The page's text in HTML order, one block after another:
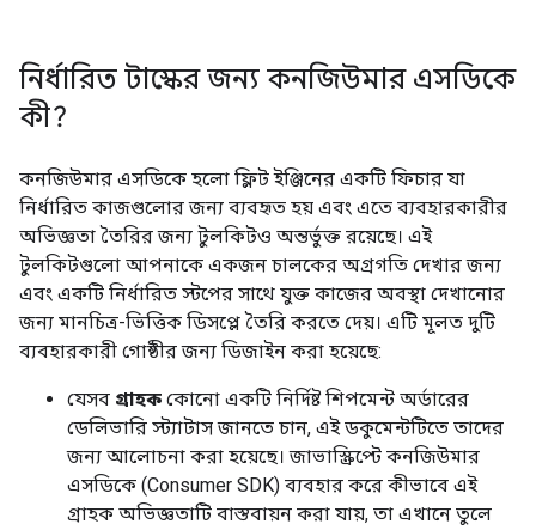
নির্ধারিত টাস্কের জন্য কনজিউমার এসডিকে
কী?
কনজিউমার এসডিকে হলো ফ্লিট ইঞ্জিনের একটি ফিচার যা
নির্ধারিত কাজগুলোর জন্য ব্যবহৃত হয় এবং এতে ব্যবহারকারীর
অভিজ্ঞতা তৈরির জন্য টুলকিটও অন্তর্ভুক্ত রয়েছে। এই
টুলকিটগুলো আপনাকে একজন চালকের অগ্রগতি দেখার জন্য
এবং একটি নির্ধারিত স্টপের সাথে যুক্ত কাজের অবস্থা দেখানোর
জন্য মানচিত্র-ভিত্তিক ডিসপ্লে তৈরি করতে দেয়। এটি মূলত দুটি
ব্যবহারকারী গোষ্ঠীর জন্য ডিজাইন করা হয়েছে:
যেসব গ্রাহক কোনো একটি নির্দিষ্ট শিপমেন্ট অর্ডারের
ডেলিভারি স্ট্যাটাস জানতে চান, এই ডকুমেন্টটিতে তাদের
জন্য আলোচনা করা হয়েছে। জাভাস্ক্রিপ্টে কনজিউমার
এসডিকে (Consumer SDK) ব্যবহার করে কীভাবে এই
গ্রাহক অভিজ্ঞতাটি বাস্তবায়ন করা যায়, তা এখানে তুলে